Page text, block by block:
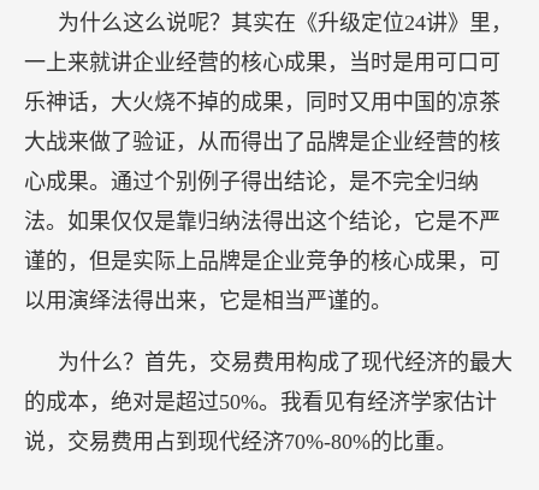
为什么这么说呢？其实在《升级定位24讲》里，
一上来就讲企业经营的核心成果，当时是用可口可
乐神话，大火烧不掉的成果，同时又用中国的凉茶
大战来做了验证，从而得出了品牌是企业经营的核
心成果。通过个别例子得出结论，是不完全归纳
法。如果仅仅是靠归纳法得出这个结论，它是不严
谨的，但是实际上品牌是企业竞争的核心成果，可
以用演绎法得出来，它是相当严谨的。
为什么？首先，交易费用构成了现代经济的最大
的成本，绝对是超过50%。我看见有经济学家估计
说，交易费用占到现代经济70%-80%的比重。